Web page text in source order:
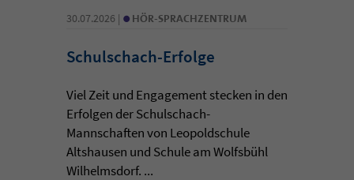
30.07.2026 | • HÖR-SPRACHZENTRUM
Schulschach-Erfolge
Viel Zeit und Engagement stecken in den
Erfolgen der Schulschach-
Mannschaften von Leopoldschule
Altshausen und Schule am Wolfsbühl
Wilhelmsdorf. ...